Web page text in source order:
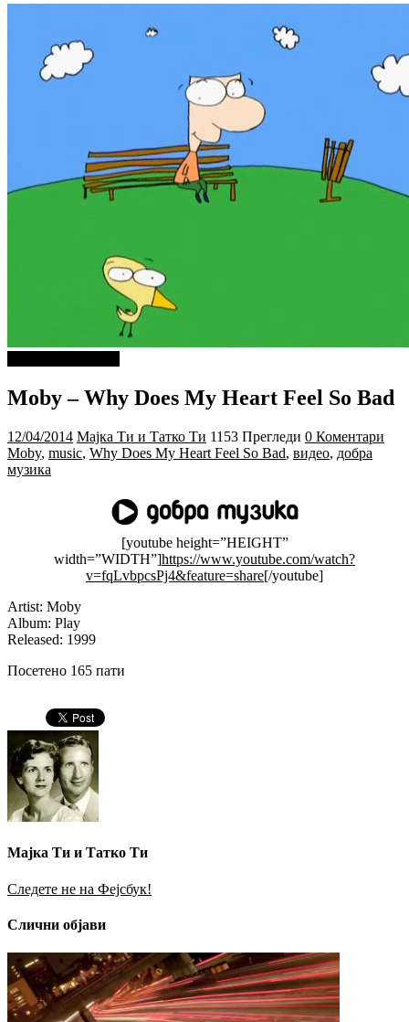
Moby – Why Does My Heart Feel So Bad
12/04/2014 Мајка Ти и Татко Ти 1153 Прегледи 0 Коментари
Moby, music, Why Does My Heart Feel So Bad, видео, добра
музика
[youtube height=”HEIGHT”
width=”WIDTH”]https://www.youtube.com/watch?
v=fqLvbpcsPj4&feature=share[/youtube]
Artist: Moby
Album: Play
Released: 1999
Посетено 165 пати
Мајка Ти и Татко Ти
Следете не на Фејсбук!
Слични објави